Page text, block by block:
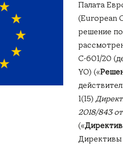
Палата
(European
решение
С-601/20
YO) («
1(15)
2018/843
(«
Директивы